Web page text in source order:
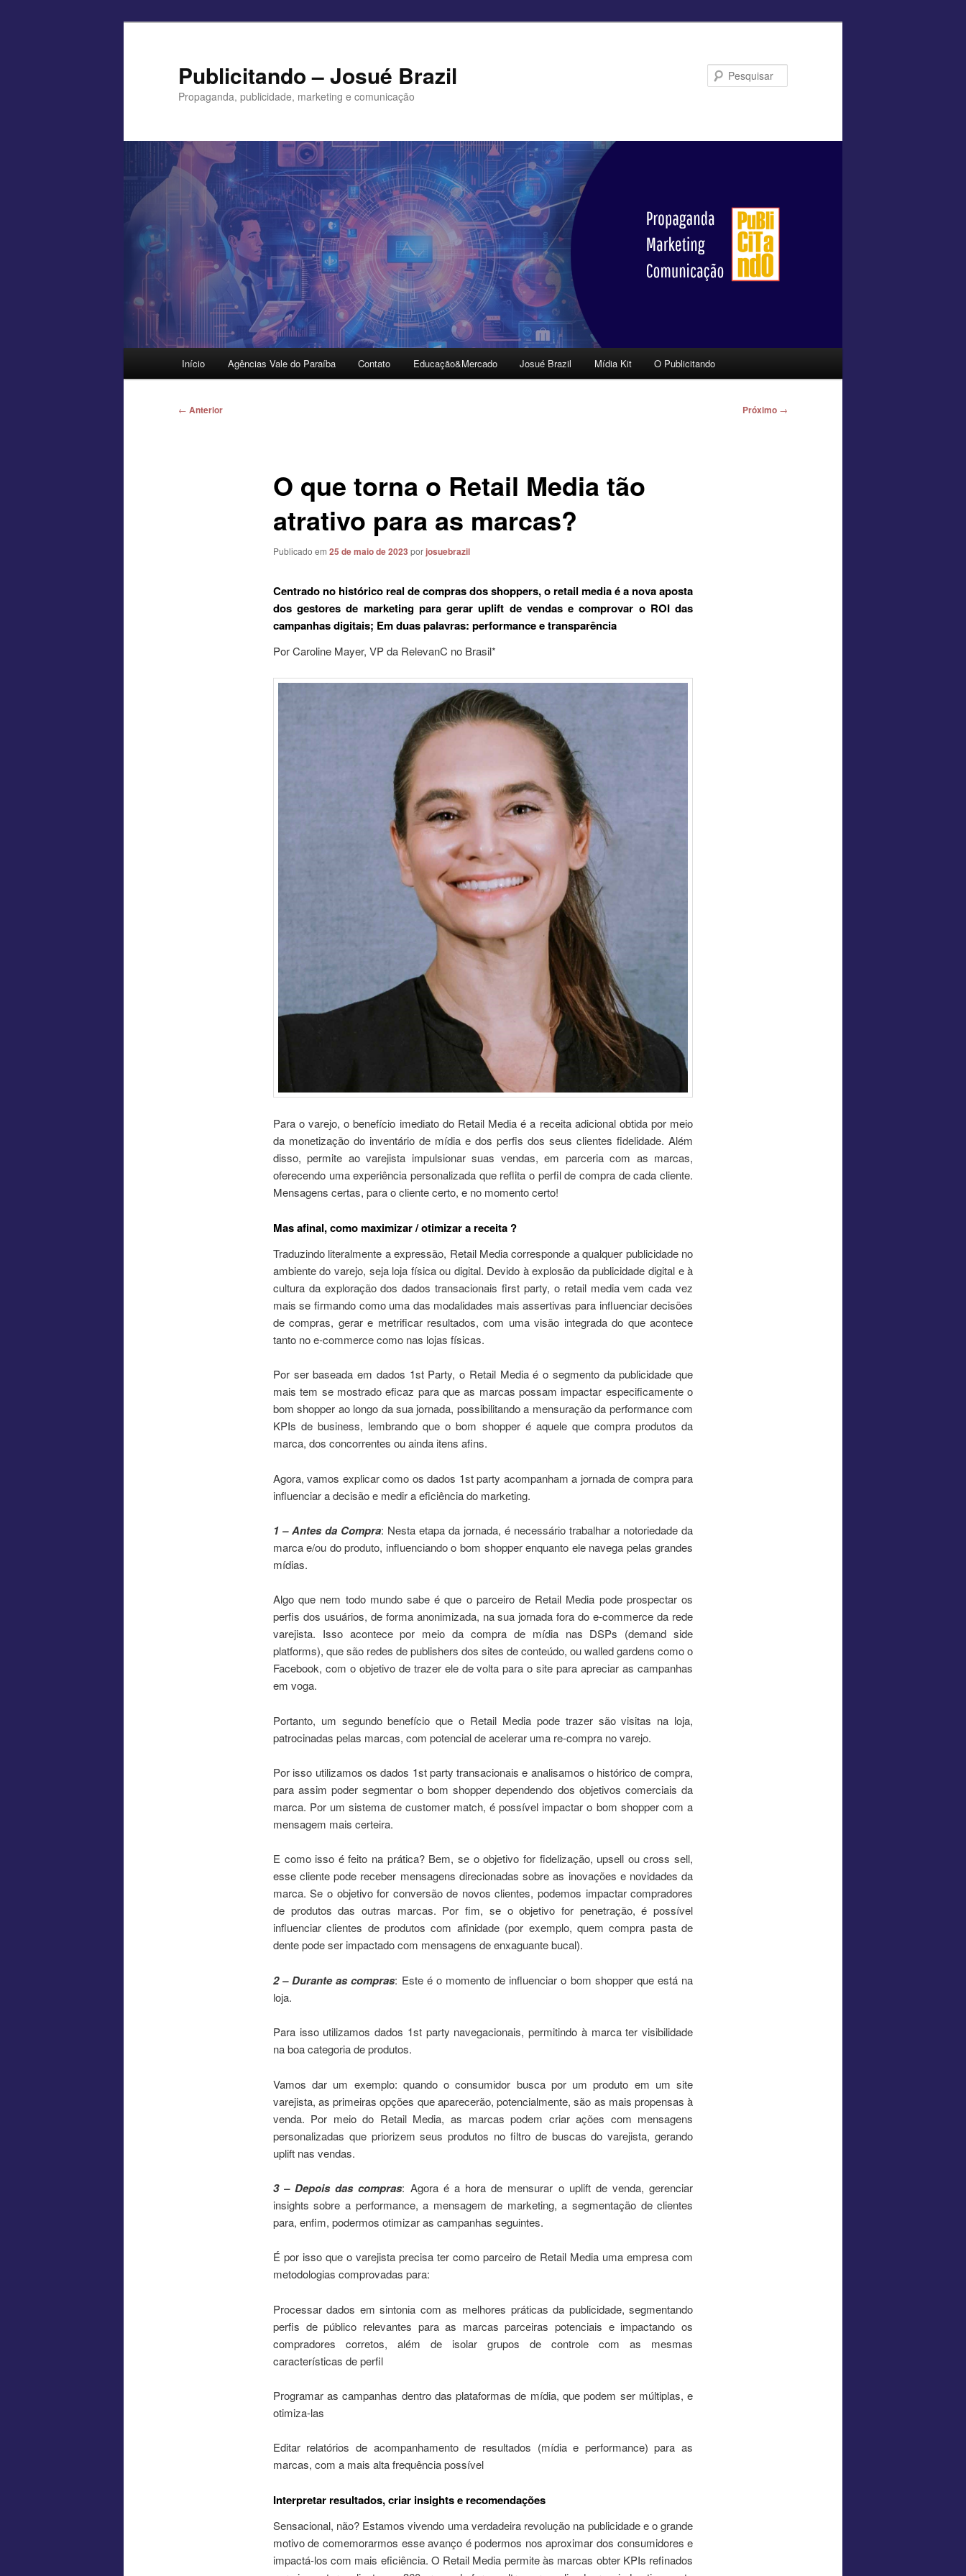
Publicitando – Josué Brazil
Propaganda, publicidade, marketing e comunicação
Início Agências Vale do Paraíba Contato Educação&Mercado Josué Brazil Mídia Kit O Publicitando
Navegação
← Anterior Próximo →
O que torna o Retail Media tão
atrativo para as marcas?
Publicado em 25 de maio de 2023 porjosuebrazil
Centrado no histórico real de compras dos shoppers, o retail media é a nova aposta
dos gestores de marketing para gerar uplift de vendas e comprovar o ROI das
campanhas digitais; Em duas palavras: performance e transparência
Por Caroline Mayer, VP da RelevanC no Brasil*
Para o varejo, o benefício imediato do Retail Media é a receita adicional obtida por meio
da monetização do inventário de mídia e dos perfis dos seus clientes fidelidade. Além
disso, permite ao varejista impulsionar suas vendas, em parceria com as marcas,
oferecendo uma experiência personalizada que reflita o perfil de compra de cada cliente.
Mensagens certas, para o cliente certo, e no momento certo!
Mas afinal, como maximizar / otimizar a receita ?
Traduzindo literalmente a expressão, Retail Media corresponde a qualquer publicidade no
ambiente do varejo, seja loja física ou digital. Devido à explosão da publicidade digital e à
cultura da exploração dos dados transacionais first party, o retail media vem cada vez
mais se firmando como uma das modalidades mais assertivas para influenciar decisões
de compras, gerar e metrificar resultados, com uma visão integrada do que acontece
tanto no e-commerce como nas lojas físicas.
Por ser baseada em dados 1st Party, o Retail Media é o segmento da publicidade que
mais tem se mostrado eficaz para que as marcas possam impactar especificamente o
bom shopper ao longo da sua jornada, possibilitando a mensuração da performance com
KPIs de business, lembrando que o bom shopper é aquele que compra produtos da
marca, dos concorrentes ou ainda itens afins.
Agora, vamos explicar como os dados 1st party acompanham a jornada de compra para
influenciar a decisão e medir a eficiência do marketing.
1 – Antes da Compra: Nesta etapa da jornada, é necessário trabalhar a notoriedade da
marca e/ou do produto, influenciando o bom shopper enquanto ele navega pelas grandes
mídias.
Algo que nem todo mundo sabe é que o parceiro de Retail Media pode prospectar os
perfis dos usuários, de forma anonimizada, na sua jornada fora do e-commerce da rede
varejista. Isso acontece por meio da compra de mídia nas DSPs (demand side
platforms), que são redes de publishers dos sites de conteúdo, ou walled gardens como o
Facebook, com o objetivo de trazer ele de volta para o site para apreciar as campanhas
em voga.
Portanto, um segundo benefício que o Retail Media pode trazer são visitas na loja,
patrocinadas pelas marcas, com potencial de acelerar uma re-compra no varejo.
Por isso utilizamos os dados 1st party transacionais e analisamos o histórico de compra,
para assim poder segmentar o bom shopper dependendo dos objetivos comerciais da
marca. Por um sistema de customer match, é possível impactar o bom shopper com a
mensagem mais certeira.
E como isso é feito na prática? Bem, se o objetivo for fidelização, upsell ou cross sell,
esse cliente pode receber mensagens direcionadas sobre as inovações e novidades da
marca. Se o objetivo for conversão de novos clientes, podemos impactar compradores
de produtos das outras marcas. Por fim, se o objetivo for penetração, é possível
influenciar clientes de produtos com afinidade (por exemplo, quem compra pasta de
dente pode ser impactado com mensagens de enxaguante bucal).
2 – Durante as compras: Este é o momento de influenciar o bom shopper que está na
loja.
Para isso utilizamos dados 1st party navegacionais, permitindo à marca ter visibilidade
na boa categoria de produtos.
Vamos dar um exemplo: quando o consumidor busca por um produto em um site
varejista, as primeiras opções que aparecerão, potencialmente, são as mais propensas à
venda. Por meio do Retail Media, as marcas podem criar ações com mensagens
personalizadas que priorizem seus produtos no filtro de buscas do varejista, gerando
uplift nas vendas.
3 – Depois das compras: Agora é a hora de mensurar o uplift de venda, gerenciar
insights sobre a performance, a mensagem de marketing, a segmentação de clientes
para, enfim, podermos otimizar as campanhas seguintes.
É por isso que o varejista precisa ter como parceiro de Retail Media uma empresa com
metodologias comprovadas para:
Processar dados em sintonia com as melhores práticas da publicidade, segmentando
perfis de público relevantes para as marcas parceiras potenciais e impactando os
compradores corretos, além de isolar grupos de controle com as mesmas
características de perfil
Programar as campanhas dentro das plataformas de mídia, que podem ser múltiplas, e
otimiza-las
Editar relatórios de acompanhamento de resultados (mídia e performance) para as
marcas, com a mais alta frequência possível
Interpretar resultados, criar insights e recomendações
Sensacional, não? Estamos vivendo uma verdadeira revolução na publicidade e o grande
motivo de comemorarmos esse avanço é podermos nos aproximar dos consumidores e
impactá-los com mais eficiência. O Retail Media permite às marcas obter KPIs refinados